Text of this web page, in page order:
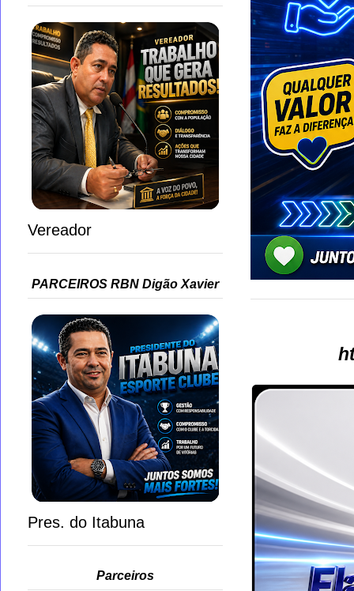
Vereador
PARCEIROS RBN Digão Xavier
Pres. do Itabuna
Parceiros